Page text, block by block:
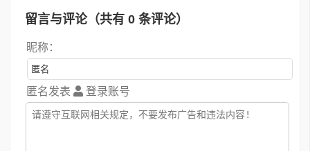
留言与评论（共有 0 条评论）
昵称：
匿名发表 登录账号